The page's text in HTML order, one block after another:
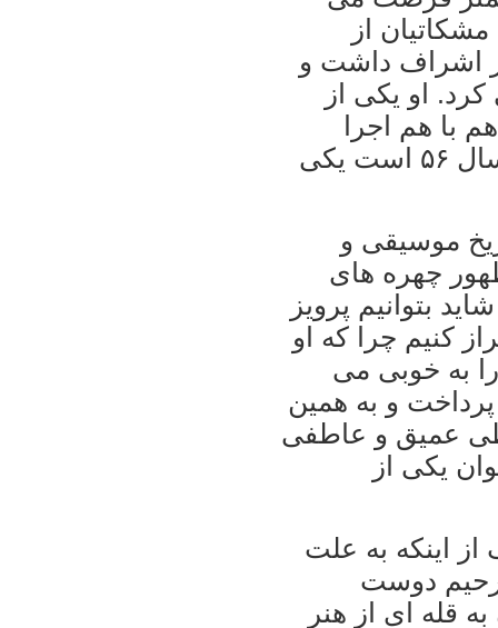
از
اشراف داشت و
او يکی از
با هم اجرا
کرديم که اثر"مراعاشق" که مربوط به سال ۵۶ است يکی
موسيقی و
چهره های
بتوانيم پرويز
کنيم چرا که او
به خوبی می
و به همين
عميق و عاطفی
يکی از
از اينکه به علت
دوست
قله ای از هنر